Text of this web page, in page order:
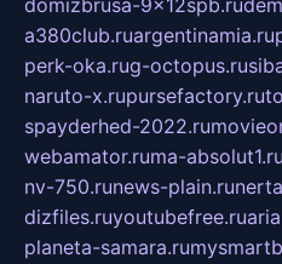
domizbrusa-9x12spb.ru
a380club.ruargentinamia.ru
perk-oka.rug-octopus.ru
naruto-x.rupursefactory.ru
spayderhed-2022.ru
webamator.ruma-absolut1.ru
nv-750.runews-plain.ru
dizfiles.ruyoutubefree.ru
planeta-samara.ru